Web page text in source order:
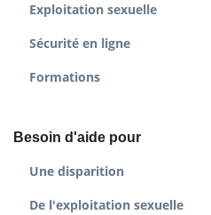
Exploitation sexuelle
Sécurité en ligne
Formations
Besoin d'aide pour
Une disparition
De l'exploitation sexuelle